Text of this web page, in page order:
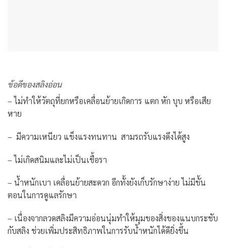
ข้อดีของสลิงอ่อน
– ไม่ทำให้วัตถุที่ยกหรือเคลื่อนย้ายเกิดการ แตก หัก บุบ หรือเสีย
หาย
– มีความเหนียว แข็งแรงทนทาน สามรถรับแรงดึงได้สูง
– ไม่เกิดสนิมและไม่เป็นเชื้อรา
– น้ำหนักเบา เคลื่อนย้ายสะดวก อีกทั้งยังเก็บรักษาง่าย ไม่มีขั้น
ตอนในการดูแลรักษา
– เนื่องจากลวดสลิงมีความอ่อนนุ่มทำให้มุมของสิ่งของแนบกระชับ
กับสลิง ช่วยเพิ่มประสิทธิภาพในการรับน้ำหนักได้ดียิ่งขึ้น